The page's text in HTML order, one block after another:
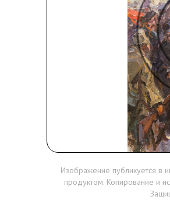
Изображение публикуется в
продуктом. Копирование и